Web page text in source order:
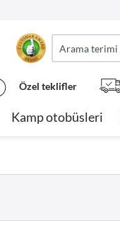
Özel teklifler
Kamp otobüsleri